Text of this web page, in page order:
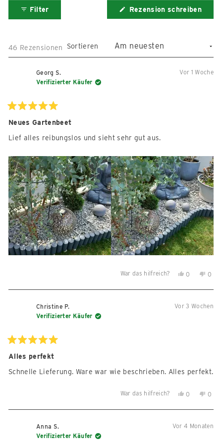
Fenster
öffnen
Filter
Rezension schreiben
Fenster
geöffnet)
46 Rezensionen Sortieren
Georg S.
Verifizierter Käufer
Vor 1 Woche
5
5
Sternen
Neues Gartenbeet
Lief alles reibungslos und sieht sehr gut aus.
War das hilfreich?
Ja,
von
0
mit
Nein,
von
0
mit
Christine P.
Verifizierter Käufer
Vor 3 Wochen
5
5
Sternen
Alles perfekt
Schnelle Lieferung. Ware war wie beschrieben. Alles perfekt.
War das hilfreich?
Ja,
von
0
mit
Nein,
von
0
mit
Anna S.
Verifizierter Käufer
Vor 4 Monaten
Wird geladen...